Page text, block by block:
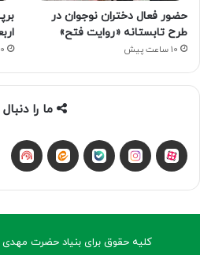
حضور فعال دختران نوجوان در
طرح تابستانه «روایت فتح»
10 ساعت پیش 10
ما را
آپاراتاینستاگرام
بله ایتا
کلیه حقوق برای بنیاد حضرت